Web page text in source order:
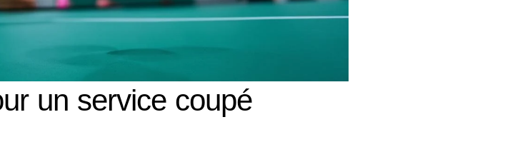
un service coupé